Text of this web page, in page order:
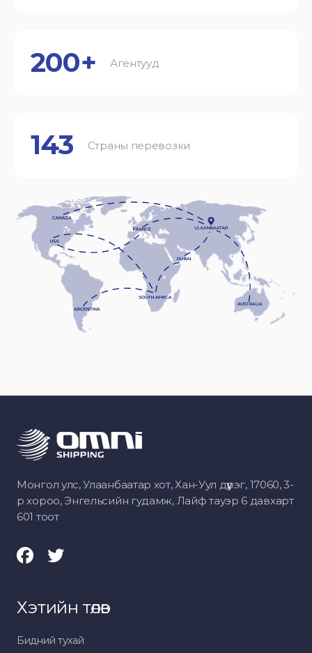
200+ Агентууд
143 Страны перевозки
Монгол улс, Улаанбаатар хот, Хан-Уул дүүрэг, 17060, 3-
р хороо, Энгельсийн гудамж, Лайф тауэр 6 давхарт
601 тоот
Хэтийн төлөв
Бидний тухай